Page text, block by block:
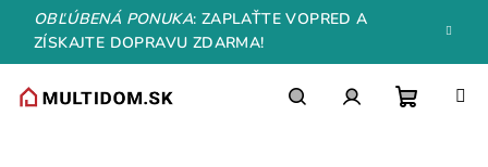
Prejsť
obsah
OBĽÚBENÁ PONUKA: ZAPLAŤTE VOPRED A
ZÍSKAJTE DOPRAVU ZDARMA!